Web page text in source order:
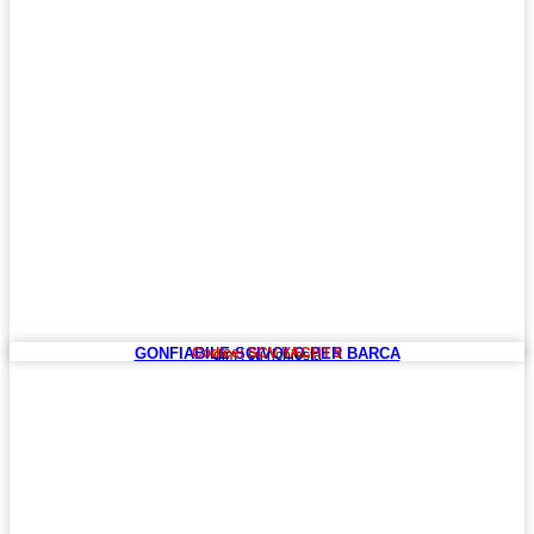
GONFIABILE SCIVOLO PER BARCA
dim : su richiesta
Codice: SCV YACHT 5